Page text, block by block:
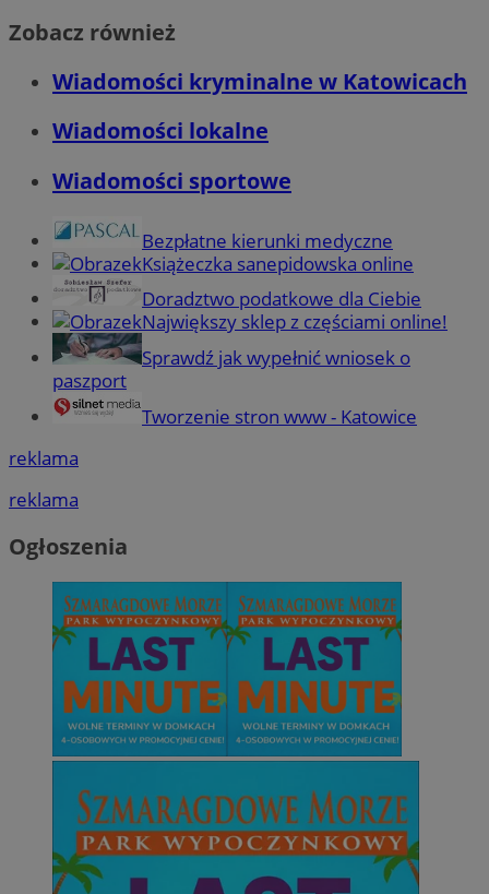
Zobacz również
Wiadomości kryminalne w Katowicach
Wiadomości lokalne
Wiadomości sportowe
Bezpłatne kierunki medyczne
Książeczka sanepidowska online
Doradztwo podatkowe dla Ciebie
Największy sklep z częściami online!
Sprawdź jak wypełnić wniosek o
paszport
Tworzenie stron www - Katowice
reklama
reklama
Ogłoszenia